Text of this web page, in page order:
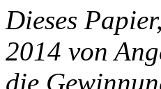
Dieses
2014 von
die